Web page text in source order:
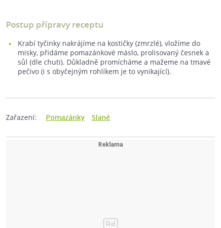
Postup přípravy receptu
Krabí tyčinky nakrájíme na kostičky (zmrzlé), vložíme do
misky, přidáme pomazánkové máslo, prolisovaný česnek a
sůl (dle chuti). Důkladně promícháme a mažeme na tmavé
pečivo (i s obyčejným rohlíkem je to vynikající).
Zařazení: Pomazánky Slané